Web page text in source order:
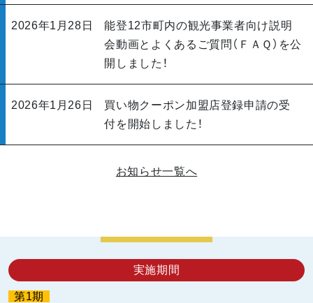
2026年1月28日
能登12市町内の観光事業者向け説明
会動画とよくあるご質問（ＦＡＱ）を公
開しました！
2026年1月26日
買い物クーポン加盟店登録申請の受
付を開始しました！
お知らせ一覧へ
実施期間
第1期